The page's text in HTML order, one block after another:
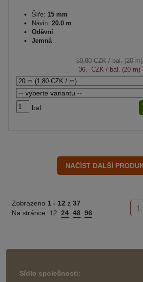
Šíře: 15 mm
Návin: 20.0 m
Oděvní
Jemná
59,80 CZK/ bal. (20 m)
36,- CZK / bal. (20 m)
bal.
Zobrazeno 1 - 12 z 37
Na stránce: 12 24 48 96
1
Sídlo společnosti: